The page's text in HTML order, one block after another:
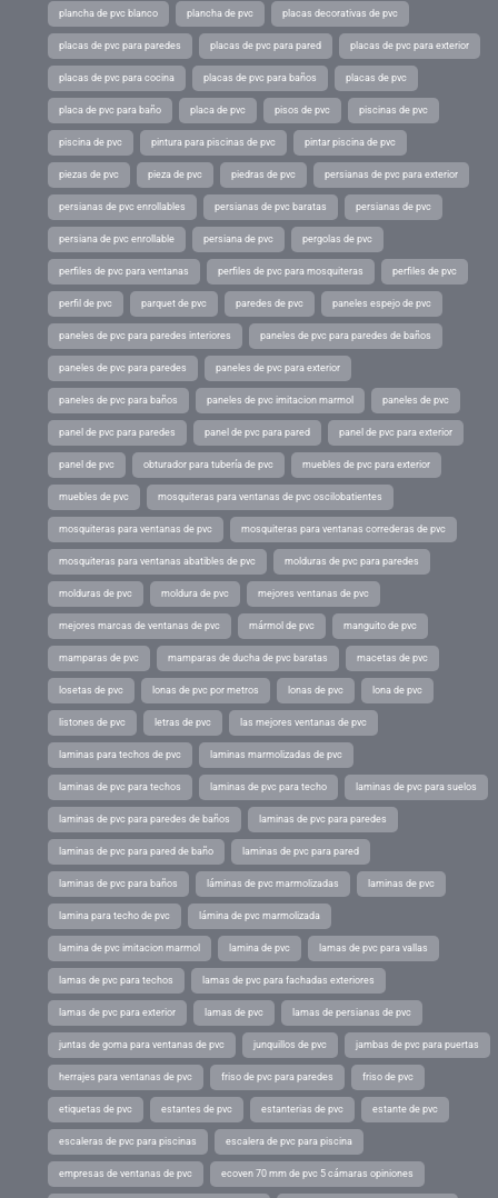
plancha de pvc blanco plancha de pvc placas decorativas de pvc
placas de pvc para paredes placas de pvc para pared placas de pvc para exterior
placas de pvc para cocina placas de pvc para baños placas de pvc
placa de pvc para baño placa de pvc pisos de pvc piscinas de pvc
piscina de pvc pintura para piscinas de pvc pintar piscina de pvc
piezas de pvc pieza de pvc piedras de pvc persianas de pvc para exterior
persianas de pvc enrollables persianas de pvc baratas persianas de pvc
persiana de pvc enrollable persiana de pvc pergolas de pvc
perfiles de pvc para ventanas perfiles de pvc para mosquiteras perfiles de pvc
perfil de pvc parquet de pvc paredes de pvc paneles espejo de pvc
paneles de pvc para paredes interiores paneles de pvc para paredes de baños
paneles de pvc para paredes paneles de pvc para exterior
paneles de pvc para baños paneles de pvc imitacion marmol paneles de pvc
panel de pvc para paredes panel de pvc para pared panel de pvc para exterior
panel de pvc obturador para tubería de pvc muebles de pvc para exterior
muebles de pvc mosquiteras para ventanas de pvc oscilobatientes
mosquiteras para ventanas de pvc mosquiteras para ventanas correderas de pvc
mosquiteras para ventanas abatibles de pvc molduras de pvc para paredes
molduras de pvc moldura de pvc mejores ventanas de pvc
mejores marcas de ventanas de pvc mármol de pvc manguito de pvc
mamparas de pvc mamparas de ducha de pvc baratas macetas de pvc
losetas de pvc lonas de pvc por metros lonas de pvc lona de pvc
listones de pvc letras de pvc las mejores ventanas de pvc
laminas para techos de pvc laminas marmolizadas de pvc
laminas de pvc para techos laminas de pvc para techo laminas de pvc para suelos
laminas de pvc para paredes de baños laminas de pvc para paredes
laminas de pvc para pared de baño laminas de pvc para pared
laminas de pvc para baños láminas de pvc marmolizadas laminas de pvc
lamina para techo de pvc lámina de pvc marmolizada
lamina de pvc imitacion marmol lamina de pvc lamas de pvc para vallas
lamas de pvc para techos lamas de pvc para fachadas exteriores
lamas de pvc para exterior lamas de pvc lamas de persianas de pvc
juntas de goma para ventanas de pvc junquillos de pvc jambas de pvc para puertas
herrajes para ventanas de pvc friso de pvc para paredes friso de pvc
etiquetas de pvc estantes de pvc estanterias de pvc estante de pvc
escaleras de pvc para piscinas escalera de pvc para piscina
empresas de ventanas de pvc ecoven 70 mm de pvc 5 cámaras opiniones